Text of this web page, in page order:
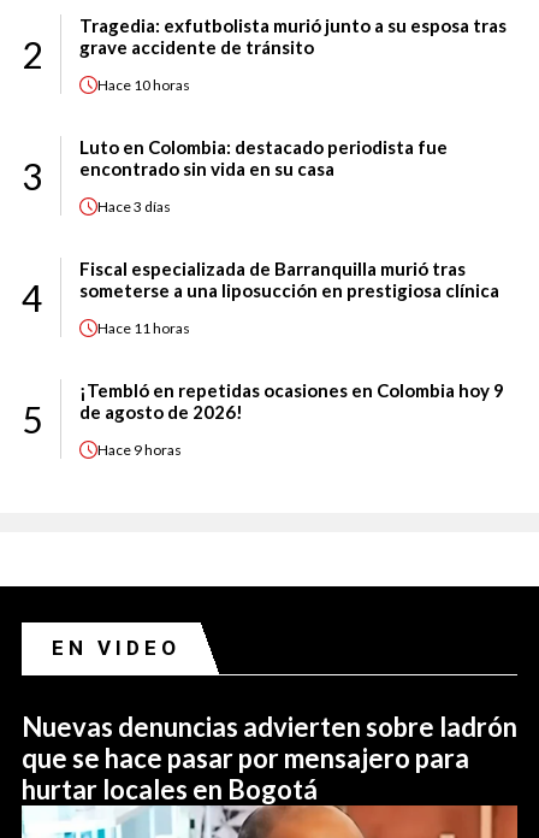
2
Tragedia: exfutbolista murió junto a su esposa tras
grave accidente de tránsito
Hace 10 horas
3
Luto en Colombia: destacado periodista fue
encontrado sin vida en su casa
Hace3 días
4
Fiscal especializada de Barranquilla murió tras
someterse a una liposucción en prestigiosa clínica
Hace 11 horas
5
¡Tembló en repetidas ocasiones en Colombia hoy 9
de agosto de 2026!
Hace 9 horas
EN VIDEO
Nuevas denuncias advierten sobre ladrón
que se hace pasar por mensajero para
hurtar locales en Bogotá